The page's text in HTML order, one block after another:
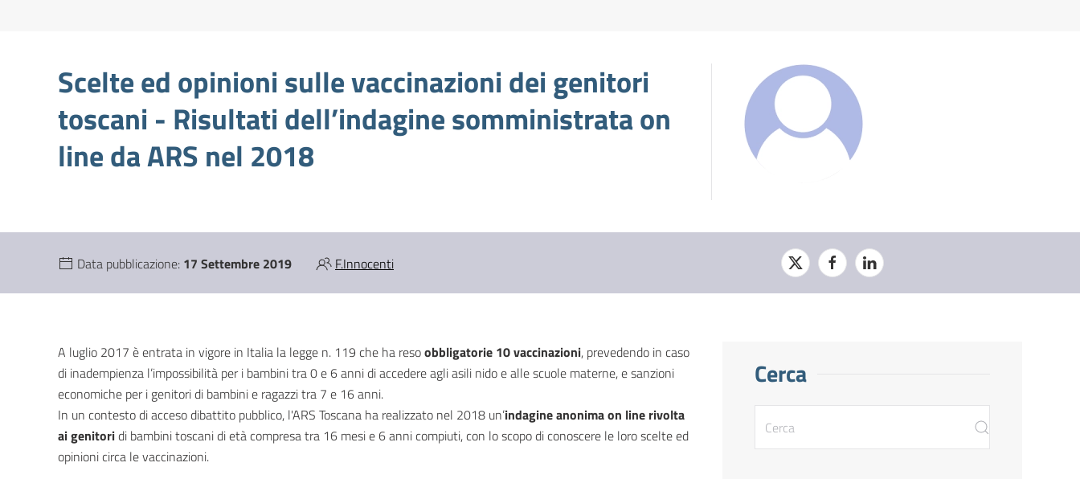
Scelte ed opinioni sulle vaccinazioni dei genitori
toscani - Risultati dell’indagine somministrata on
line da ARS nel 2018
Data pubblicazione: 17 Settembre 2019 F.Innocenti
A luglio 2017 è entrata in vigore in Italia la legge n. 119 che ha resoobbligatorie 10 vaccinazioni, prevedendo in caso
di inadempienza l’impossibilità per i bambini tra 0 e 6 anni di accedere agli asili nido e alle scuole materne, e sanzioni
economiche per i genitori di bambini e ragazzi tra 7 e 16 anni.
In un contesto di acceso dibattito pubblico, l'ARS Toscana ha realizzato nel 2018 un’indagine anonima on line rivolta
ai genitoridi bambini toscani di età compresa tra 16 mesi e 6 anni compiuti, con lo scopo di conoscere le loro scelte ed
opinioni circa le vaccinazioni.
Cerca